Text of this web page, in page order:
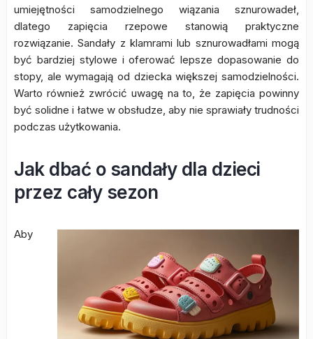
umiejętności samodzielnego wiązania sznurowadeł,
dlatego zapięcia rzepowe stanowią praktyczne
rozwiązanie. Sandały z klamrami lub sznurowadłami mogą
być bardziej stylowe i oferować lepsze dopasowanie do
stopy, ale wymagają od dziecka większej samodzielności.
Warto również zwrócić uwagę na to, że zapięcia powinny
być solidne i łatwe w obsłudze, aby nie sprawiały trudności
podczas użytkowania.
Jak dbać o sandały dla dzieci
przez cały sezon
Aby